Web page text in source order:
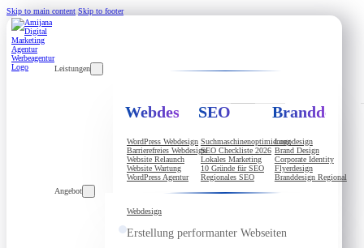
Skip to main content Skip to footer
Leistungen
Webdesign
WordPress Webdesign
Barrierefreies Webdesign
Website Relaunch
Website Wartung
WordPress Agentur
SEO
Suchmaschinenoptimierung
SEO Checkliste 2026
Lokales Marketing
10 Gründe für SEO
Regionales SEO
Branddesign
Logodesign
Brand Design
Corporate Identity
Flyerdesign
Branddesign Regional
Angebot
Webdesign
Erstellung performanter Webseiten